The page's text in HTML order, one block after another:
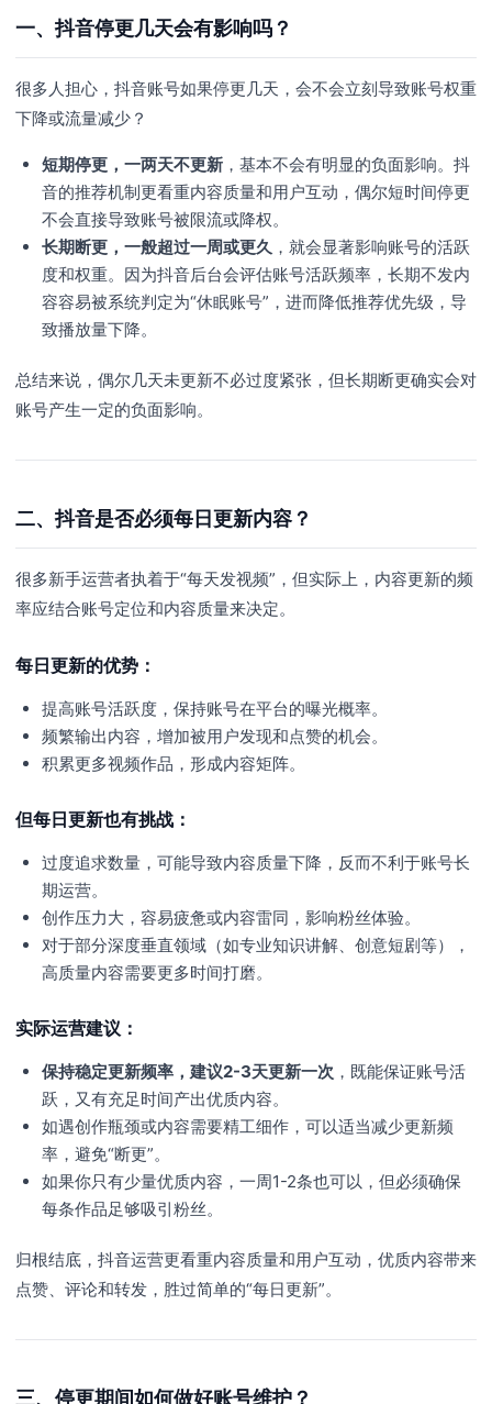
一、抖音停更几天会有影响吗？
很多人担心，抖音账号如果停更几天，会不会立刻导致账号权重
下降或流量减少？
短期停更，一两天不更新 ，基本不会有明显的负面影响。抖
音的推荐机制更看重内容质量和用户互动，偶尔短时间停更
不会直接导致账号被限流或降权。
长期断更，一般超过一周或更久 ，就会显著影响账号的活跃
度和权重。因为抖音后台会评估账号活跃频率，长期不发内
容容易被系统判定为“休眠账号”，进而降低推荐优先级，导
致播放量下降。
总结来说，偶尔几天未更新不必过度紧张，但长期断更确实会对
账号产生一定的负面影响。
二、抖音是否必须每日更新内容？
很多新手运营者执着于“每天发视频”，但实际上，内容更新的频
率应结合账号定位和内容质量来决定。
每日更新的优势：
提高账号活跃度，保持账号在平台的曝光概率。
频繁输出内容，增加被用户发现和点赞的机会。
积累更多视频作品，形成内容矩阵。
但每日更新也有挑战：
过度追求数量，可能导致内容质量下降，反而不利于账号长
期运营。
创作压力大，容易疲惫或内容雷同，影响粉丝体验。
对于部分深度垂直领域（如专业知识讲解、创意短剧等），
高质量内容需要更多时间打磨。
实际运营建议：
保持稳定更新频率，建议2-3天更新一次 ，既能保证账号活
跃，又有充足时间产出优质内容。
如遇创作瓶颈或内容需要精工细作，可以适当减少更新频
率，避免“断更”。
如果你只有少量优质内容，一周1-2条也可以，但必须确保
每条作品足够吸引粉丝。
归根结底，抖音运营更看重内容质量和用户互动，优质内容带来
点赞、评论和转发，胜过简单的“每日更新”。
三、停更期间如何做好账号维护？